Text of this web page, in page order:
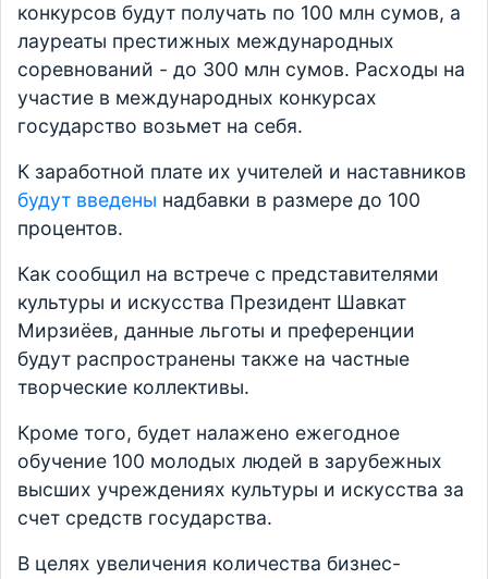
конкурсов будут получать по 100 млн сумов, а
лауреаты престижных международных
соревнований - до 300 млн сумов. Расходы на
участие в международных конкурсах
государство возьмет на себя.
К заработной плате их учителей и наставников
будут введены надбавки в размере до 100
процентов.
Как сообщил на встрече с представителями
культуры и искусства Президент Шавкат
Мирзиёев, данные льготы и преференции
будут распространены также на частные
творческие коллективы.
Кроме того, будет налажено ежегодное
обучение 100 молодых людей в зарубежных
высших учреждениях культуры и искусства за
счет средств государства.
В целях увеличения количества бизнес-